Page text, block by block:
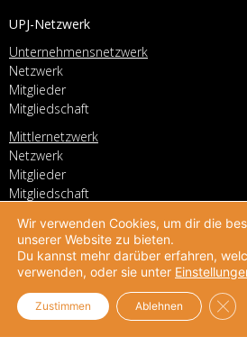
UPJ-Netzwerk
Unternehmensnetzwerk
Netzwerk
Mitglieder
Mitgliedschaft
Mittlernetzwerk
Netzwerk
Mitglieder
Mitgliedschaft
Über UPJ
Vision und Mission
Team
Partner
Wir verwenden Cookies, um dir die
unserer Website zu bieten.
Du kannst mehr darüber erfahren,
verwenden, oder sie unter
Zustimmen Ablehnen